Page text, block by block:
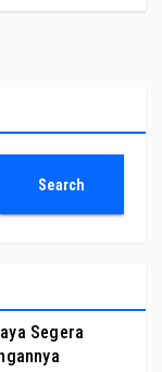
Search
Segera